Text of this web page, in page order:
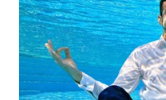
NET
WAHANA
SPORT